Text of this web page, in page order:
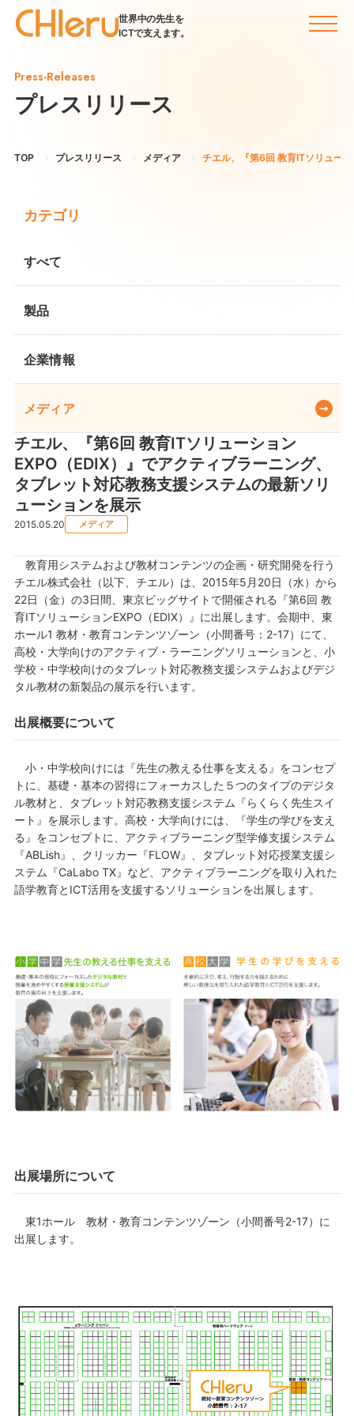
世界中の先生を
ICTで支えます。
Press-Releases
プレスリリース
TOP プレスリリース メディア チエル、『第6回 教育ITソリュー
カテゴリ
すべて
製品
企業情報
メディア
チエル、『第6回 教育ITソリューション
EXPO（EDIX）』でアクティブラーニング、
タブレット対応教務支援システムの最新ソリ
ューションを展示
2015.05.20 メディア
教育用システムおよび教材コンテンツの企画・研究開発を行う
チエル株式会社（以下、チエル）は、2015年5月20日（水）から
22日（金）の3日間、東京ビッグサイトで開催される『第6回 教
育ITソリューションEXPO（EDIX）』に出展します。会期中、東
ホール1 教材・教育コンテンツゾーン（小間番号：2-17）にて、
高校・大学向けのアクティブ・ラーニングソリューションと、小
学校・中学校向けのタブレット対応教務支援システムおよびデジ
タル教材の新製品の展示を行います。
出展概要について
小・中学校向けには『先生の教える仕事を支える』をコンセプ
トに、基礎・基本の習得にフォーカスした５つのタイプのデジタ
ル教材と、タブレット対応教務支援システム『らくらく先生スイ
ート』を展示します。高校・大学向けには、『学生の学びを支え
る』をコンセプトに、アクティブラーニング型学修支援システム
『ABLish』、クリッカー『FLOW』、タブレット対応授業支援シ
ステム『CaLabo TX』など、アクティブラーニングを取り入れた
語学教育とICT活用を支援するソリューションを出展します。
出展場所について
東1ホール 教材・教育コンテンツゾーン（小間番号2-17）に
出展します。